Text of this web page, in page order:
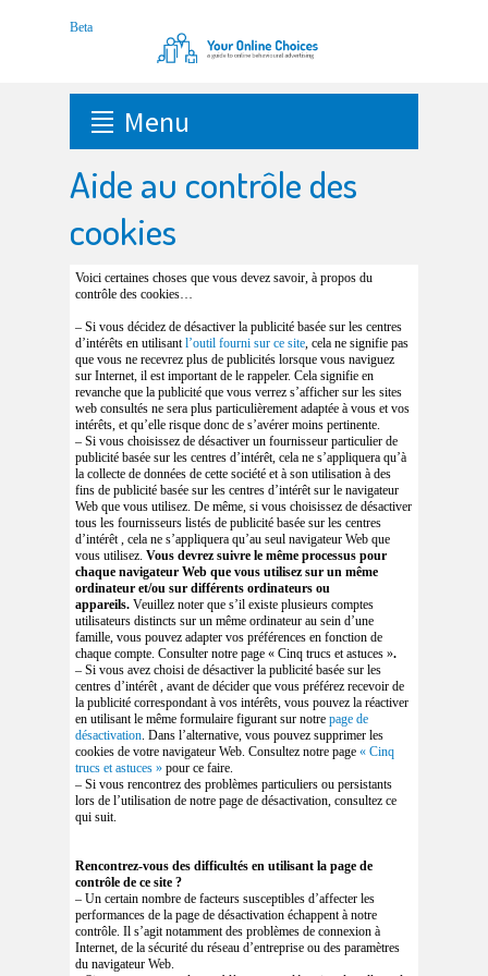
Menu
Aide au contrôle des
cookies
Voici certaines choses que vous devez savoir, à propos du
contrôle des cookies…
– Si vous décidez de désactiver la publicité basée sur les centres
d’intérêts en utilisantl’outil fourni sur ce site, cela ne signifie pas
que vous ne recevrez plus de publicités lorsque vous naviguez
sur Internet, il est important de le rappeler. Cela signifie en
revanche que la publicité que vous verrez s’afficher sur les sites
web consultés ne sera plus particulièrement adaptée à vous et vos
intérêts, et qu’elle risque donc de s’avérer moins pertinente.
– Si vous choisissez de désactiver un fournisseur particulier de
publicité basée sur les centres d’intérêt, cela ne s’appliquera qu’à
la collecte de données de cette société et à son utilisation à des
fins de publicité basée sur les centres d’intérêt sur le navigateur
Web que vous utilisez. De même, si vous choisissez de désactiver
tous les fournisseurs listés de publicité basée sur les centres
d’intérêt , cela ne s’appliquera qu’au seul navigateur Web que
vous utilisez. Vous devrez suivre le même processus pour
chaque navigateur Web que vous utilisez sur un même
ordinateur et/ou sur différents ordinateurs ou
appareils. Veuillez noter que s’il existe plusieurs comptes
utilisateurs distincts sur un même ordinateur au sein d’une
famille, vous pouvez adapter vos préférences en fonction de
chaque compte. Consulter notre page « Cinq trucs et astuces ».
– Si vous avez choisi de désactiver la publicité basée sur les
centres d’intérêt , avant de décider que vous préférez recevoir de
la publicité correspondant à vos intérêts, vous pouvez la réactiver
en utilisant le même formulaire figurant sur notre page de
désactivation. Dans l’alternative, vous pouvez supprimer les
cookies de votre navigateur Web. Consultez notre page « Cinq
trucs et astuces » pour ce faire.
– Si vous rencontrez des problèmes particuliers ou persistants
lors de l’utilisation de notre page de désactivation, consultez ce
qui suit.
Rencontrez-vous des difficultés en utilisant la page de
contrôle de ce site ?
– Un certain nombre de facteurs susceptibles d’affecter les
performances de la page de désactivation échappent à notre
contrôle. Il s’agit notamment des problèmes de connexion à
Internet, de la sécurité du réseau d’entreprise ou des paramètres
du navigateur Web.